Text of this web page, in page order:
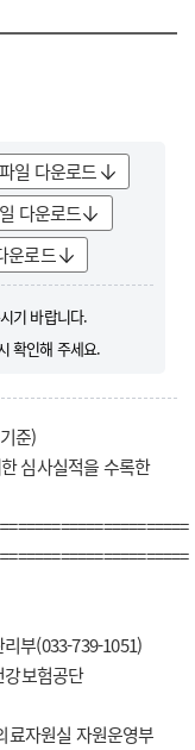
일 다운로드
다운로드
운로드
기 바랍니다.
확인해 주세요.
준)
심사실적을 수록한
부(033-739-1051)
강보험공단
료자원실 자원운영부